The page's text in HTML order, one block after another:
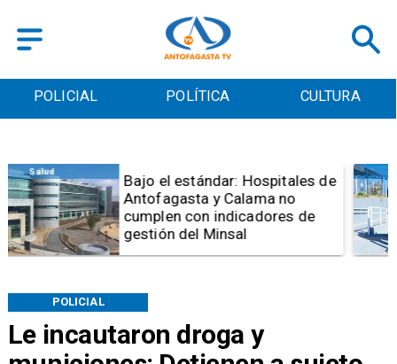
POLICIAL POLÍTICA CULTURA
Le incautaron droga y
POLICIAL
Universidad de Antofagasta
inaugura mejoramiento del
acceso universal en el Campus
Coloso